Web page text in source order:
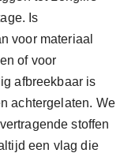
Is
voor materiaal
of voor
afbreekbaar is
achtergelaten. We
stoffen
een vlag die